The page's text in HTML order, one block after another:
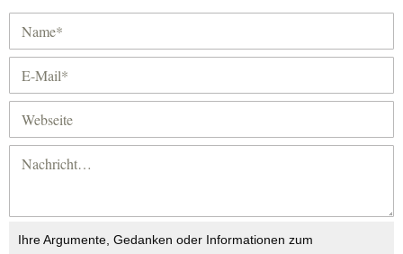
Ihre Argumente, Gedanken oder Informationen zum